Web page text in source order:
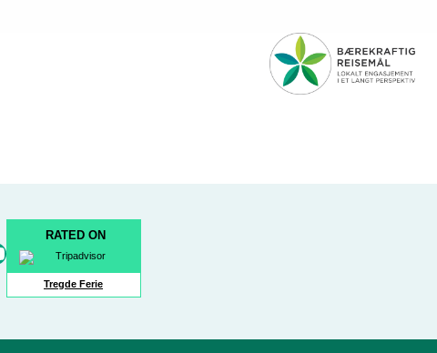
RATED ON
Tregde Ferie